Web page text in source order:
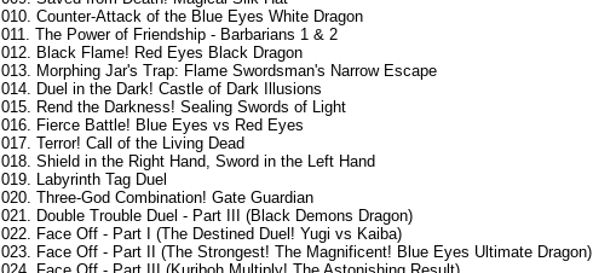
010. Counter-Attack of the Blue Eyes White Dragon
011. The Power of Friendship - Barbarians 1 & 2
012. Black Flame! Red Eyes Black Dragon
013. Morphing Jar's Trap: Flame Swordsman's Narrow Escape
014. Duel in the Dark! Castle of Dark Illusions
015. Rend the Darkness! Sealing Swords of Light
016. Fierce Battle! Blue Eyes vs Red Eyes
017. Terror! Call of the Living Dead
018. Shield in the Right Hand, Sword in the Left Hand
019. Labyrinth Tag Duel
020. Three-God Combination! Gate Guardian
021. Double Trouble Duel - Part III (Black Demons Dragon)
022. Face Off - Part I (The Destined Duel! Yugi vs Kaiba)
023. Face Off - Part II (The Strongest! The Magnificent! Blue Eyes Ultimate Dragon)